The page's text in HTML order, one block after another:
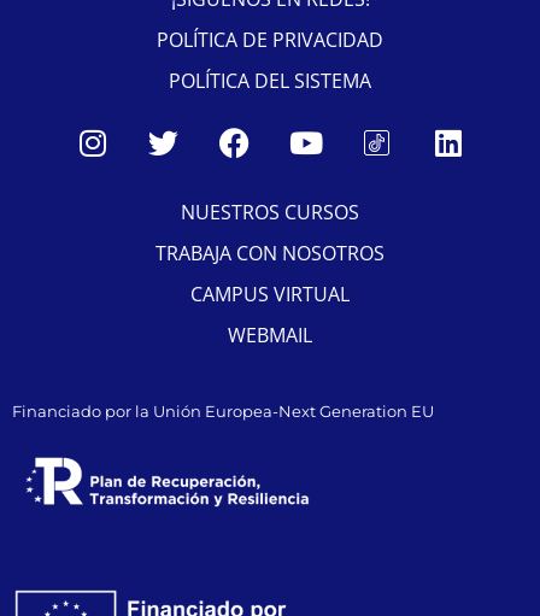
POLÍTICA DE PRIVACIDAD
POLÍTICA DEL SISTEMA
NUESTROS CURSOS
TRABAJA CON NOSOTROS
CAMPUS VIRTUAL
WEBMAIL
Financiado por la Unión Europea-Next Generation EU